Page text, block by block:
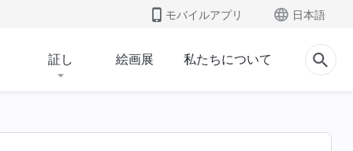
モバイルアプリ 日本語
証し 絵画展 私たちについて